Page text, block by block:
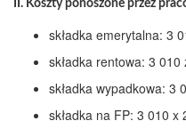
II. Koszty ponoszone przez
składka emerytalna: 3
składka rentowa: 3 010
składka wypadkowa: 3
składka na FP: 3 010 x